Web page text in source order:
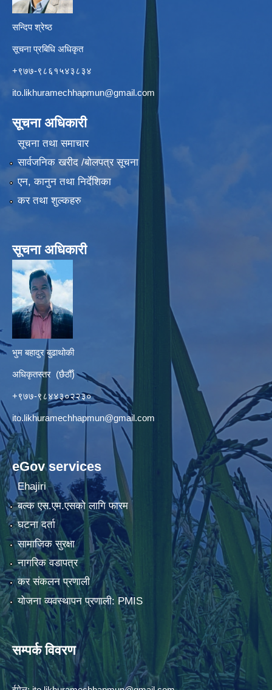
सन्दिप श्रेष्ठ
सूचना प्रबिधि अधिकृत
+९७७-९८६१५४३८३४
ito.likhuramechhapmun@gmail.com
सूचना अधिकारी
सूचना तथा समाचार
सार्वजनिक खरीद /बोलपत्र सूचना
एन, कानुन तथा निर्देशिका
कर तथा शुल्कहरु
सूचना अधिकारी
भुम बहादुर बुढाथोकी
अधिकृतस्तर (छैठौँ)
+९७७-९८४४३०२२३०
ito.likhuramechhapmun@gmail.com
eGov services
Ehajiri
बल्क एस.एम.एसको लागि फारम
घटना दर्ता
सामाजिक सुरक्षा
नागरिक वडापत्र
कर संकलन प्रणाली
योजना व्यवस्थापन प्रणाली: PMIS
सम्पर्क विवरण